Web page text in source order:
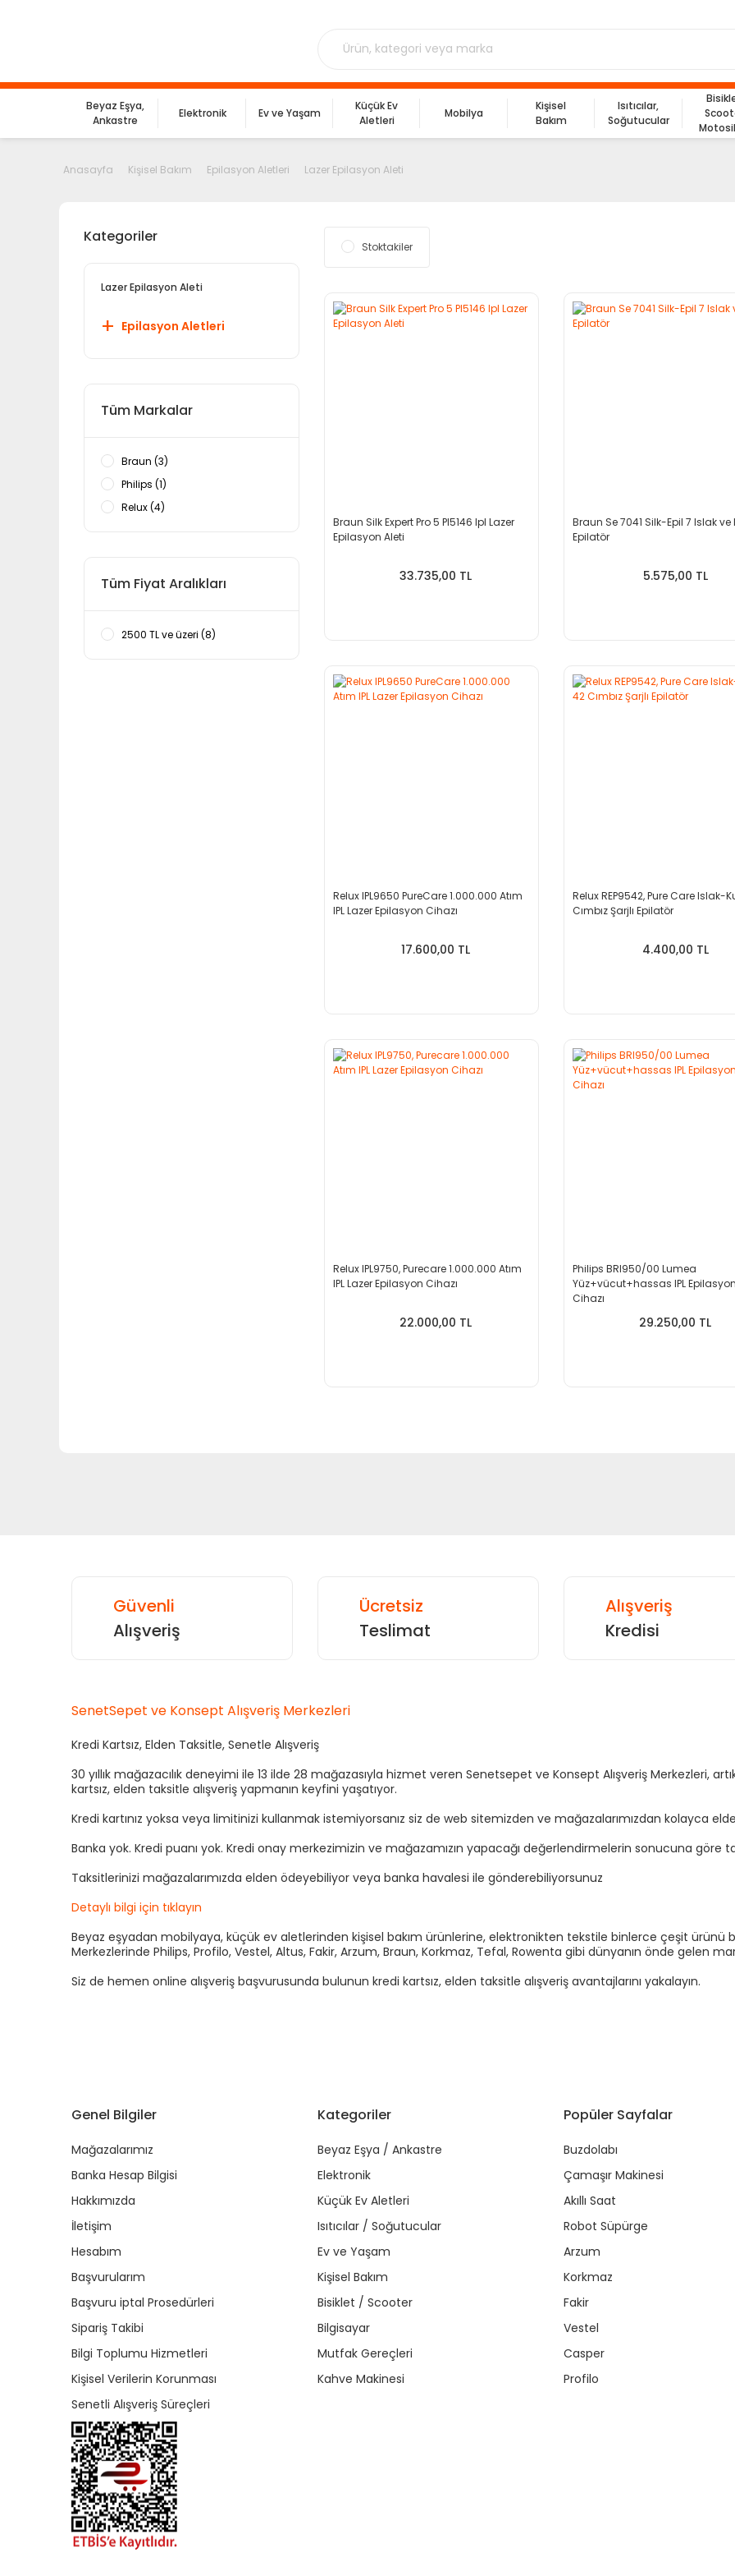
Beyaz Eşya,
Ankastre
Elektronik Ev ve Yaşam
Küçük Ev
Aletleri
Mobilya
Kişisel
Bakım
Isıtıcılar,
Soğutucular
Anasayfa Kişisel Bakım Epilasyon Aletleri Lazer Epilasyon Aleti
Kategoriler
Lazer Epilasyon Aleti
Epilasyon Aletleri
Tüm Markalar
Braun (3)
Philips (1)
Relux (4)
Tüm Fiyat Aralıkları
2500 TL ve üzeri (8)
Stoktakiler
Braun Silk Expert Pro 5 Pl5146 Ipl Lazer
Epilasyon Aleti
33.735,00 TL
Braun Se 7041 Silk-Epil 7 Islak ve
Epilatör
5.575,00 TL
Relux IPL9650 PureCare 1.000.000 Atım
IPL Lazer Epilasyon Cihazı
17.600,00 TL
Relux REP9542, Pure Care Islak-
Cımbız Şarjlı Epilatör
4.400,00 TL
Relux IPL9750, Purecare 1.000.000 Atım
IPL Lazer Epilasyon Cihazı
22.000,00 TL
Philips BRI950/00 Lumea
Yüz+vücut+hassas IPL
Cihazı
29.250,00 TL
Güvenli
Alışveriş
Ücretsiz
Teslimat
Alışveriş
Kredisi
SenetSepet ve Konsept Alışveriş Merkezleri
Kredi Kartsız, Elden Taksitle, Senetle Alışveriş
30 yıllık mağazacılık deneyimi ile 13 ilde 28 mağazasıyla hizmet veren Senetsepet ve Konsept Alışveriş Merkezleri,
kartsız, elden taksitle alışveriş yapmanın keyfini yaşatıyor.
Kredi kartınız yoksa veya limitinizi kullanmak istemiyorsanız siz de web sitemizden ve mağazalarımızdan kolayca
Banka yok. Kredi puanı yok. Kredi onay merkezimizin ve mağazamızın yapacağı değerlendirmelerin sonucuna
Taksitlerinizi mağazalarımızda elden ödeyebiliyor veya banka havalesi ile gönderebiliyorsunuz
Detaylı bilgi için tıklayın
Beyaz eşyadan mobilyaya, küçük ev aletlerinden kişisel bakım ürünlerine, elektronikten tekstile binlerce çeşit ürünü
Merkezlerinde Philips, Profilo, Vestel, Altus, Fakir, Arzum, Braun, Korkmaz, Tefal, Rowenta gibi dünyanın önde gelen
Siz de hemen online alışveriş başvurusunda bulunun kredi kartsız, elden taksitle alışveriş avantajlarını yakalayın.
Genel Bilgiler
Mağazalarımız
Banka Hesap Bilgisi
Hakkımızda
İletişim
Hesabım
Başvurularım
Başvuru iptal Prosedürleri
Sipariş Takibi
Bilgi Toplumu Hizmetleri
Kişisel Verilerin Korunması
Senetli Alışveriş Süreçleri
Kategoriler
Beyaz Eşya / Ankastre
Elektronik
Küçük Ev Aletleri
Isıtıcılar / Soğutucular
Ev ve Yaşam
Kişisel Bakım
Bisiklet / Scooter
Bilgisayar
Mutfak Gereçleri
Kahve Makinesi
Popüler Sayfalar
Buzdolabı
Çamaşır Makinesi
Akıllı Saat
Robot Süpürge
Arzum
Korkmaz
Fakir
Vestel
Casper
Profilo